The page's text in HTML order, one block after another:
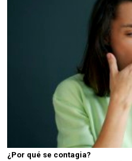
¿Por qué se contagia?